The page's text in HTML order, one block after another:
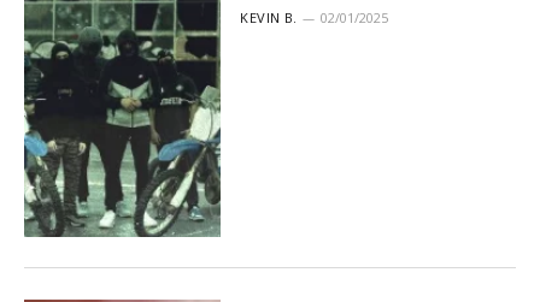
KEVIN B. 02/01/2025